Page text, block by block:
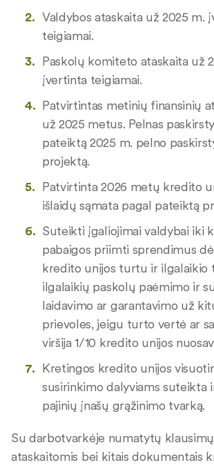
Valdybos ataskaita už 2025 m.
teigiamai.
Paskolų komiteto ataskaita už
įvertinta teigiamai.
Patvirtintas metinių finansinių
už 2025 metus. Pelnas
pateiktą 2025 m. pelno
projektą.
Patvirtinta 2026 metų kredito
išlaidų sąmata pagal pateiktą
Suteikti įgaliojimai valdybai iki
pabaigos priimti sprendimus
kredito unijos turtu ir ilgalaikio
ilgalaikių paskolų paėmimo ir
laidavimo ar garantavimo už
prievoles, jeigu turto vertė ar
viršija 1/10 kredito unijos
Kretingos kredito unijos
susirinkimo dalyviams suteikta
pajinių įnašų grąžinimo tvarką.
Su darbotvarkėje numatytų
ataskaitomis bei kitais dokumentais